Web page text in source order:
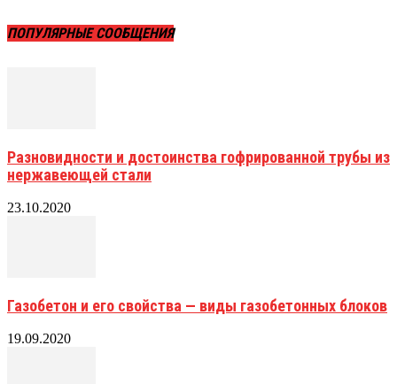
ПОПУЛЯРНЫЕ СООБЩЕНИЯ
Разновидности и достоинства гофрированной трубы из
нержавеющей стали
23.10.2020
Газобетон и его свойства — виды газобетонных блоков
19.09.2020